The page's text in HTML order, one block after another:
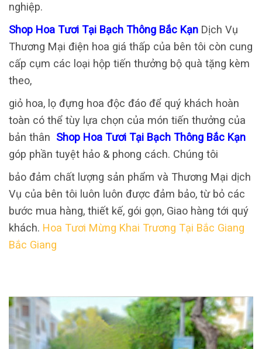
nghiệp.
Shop Hoa Tươi Tại Bạch Thông Bắc Kạn Dịch Vụ
Thương Mại điện hoa giá thấp của bên tôi còn cung
cấp cụm các loại hộp tiến thưởng bộ quà tặng kèm
theo,
giỏ hoa, lọ đựng hoa độc đáo để quý khách hoàn
toàn có thể tùy lựa chọn của món tiến thưởng của
bản thân Shop Hoa Tươi Tại Bạch Thông Bắc Kạn
góp phần tuyệt hảo & phong cách. Chúng tôi
bảo đảm chất lượng sản phẩm và Thương Mại dịch
Vụ của bên tôi luôn luôn được đảm bảo, từ bỏ các
bước mua hàng, thiết kế, gói gọn, Giao hàng tới quý
khách. Hoa Tươi Mừng Khai Trương Tại Bắc Giang
Bắc Giang